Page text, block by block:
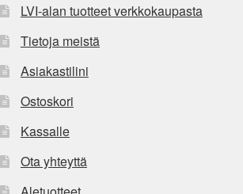
LVI-alan tuotteet verkkokaupasta
Tietoja meistä
Asiakastilini
Ostoskori
Kassalle
Ota yhteyttä